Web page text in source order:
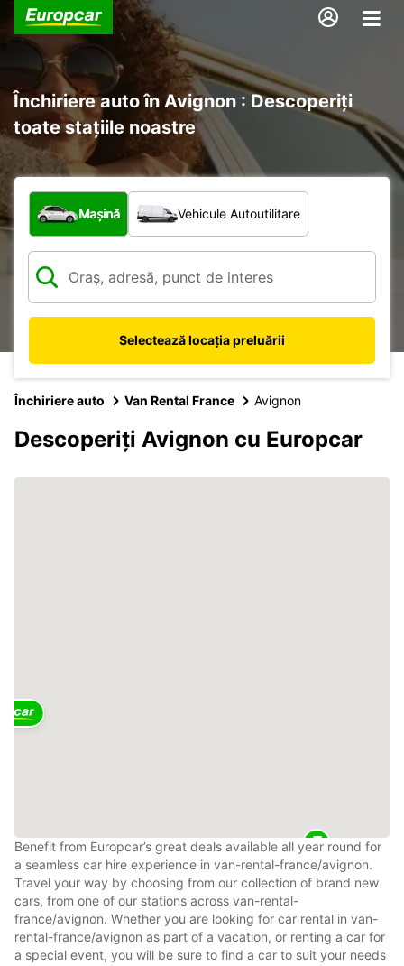
Închiriere auto în Avignon : Descoperiți
toate stațiile noastre
Ce tip de vehicul?
Mașină Vehicule Autoutilitare
Selectează locația preluării
Închiriere auto Van Rental France Avignon
Descoperiți Avignon cu Europcar
Benefit from Europcar’s great deals available all year round for
a seamless car hire experience in van-rental-france/avignon.
Travel your way by choosing from our collection of brand new
cars, from one of our stations across van-rental-
france/avignon. Whether you are looking for car rental in van-
rental-france/avignon as part of a vacation, or renting a car for
a special event, you will be sure to find a car to suit your needs